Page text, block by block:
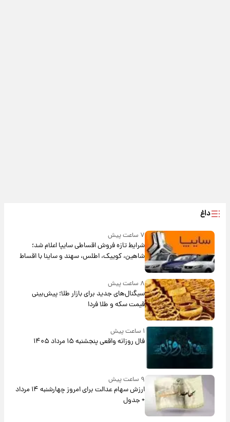
داغ
۷ ساعت پیش
شرایط تازه فروش اقساطی سایپا اعلام شد؛
شاهین، کوییک، اطلس، سهند و ساینا با اقساط
بلندمدت + جدول
۸ ساعت پیش
سیگنال‌های جدید برای بازار طلا؛ پیش‌بینی
قیمت سکه و طلا فردا
۱ ساعت پیش
فال روزانه واقعی پنجشنبه ۱۵ مرداد ۱۴۰۵
۹ ساعت پیش
ارزش سهام عدالت برای امروز چهارشنبه ۱۴ مرداد
+ جدول